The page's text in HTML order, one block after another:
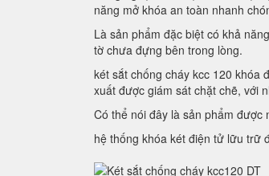
năng mở khóa an toàn nhanh
Là sản phẩm đặc biệt có khả
tờ chưa đựng bên trong lòng.
két sắt chống cháy kcc 120 khóa
xuất được giám sát chặt chẽ, với
Có thể nói đây là sản phẩm được
hệ thống khóa két điện tử lữu trữ